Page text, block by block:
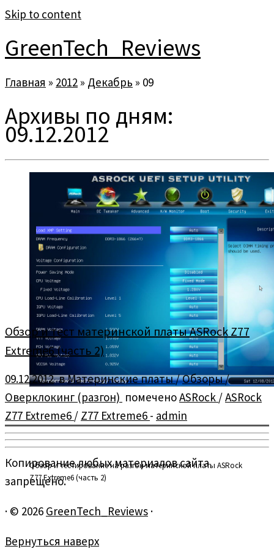
Skip to content
GreenTech_Reviews
Главная » 2012 » Декабрь » 09
Архивы по дням:
09.12.2012
Обзор и тестирование на разгон материнской платы ASRock
Z77 Extreme6 (часть 2)
Обзор и тест материнской платы ASRock Z77
Extreme6 (часть 2)
09.12.2012вМатеринские платы/Обзоры/
Оверклокинг (разгон) помеченоASRock /ASRock
Z77 Extreme6 / Z77 Extreme6 - admin
Копирование любых материалов сайта
запрещено.
· © 2026 GreenTech_Reviews ·
Вернуться наверх